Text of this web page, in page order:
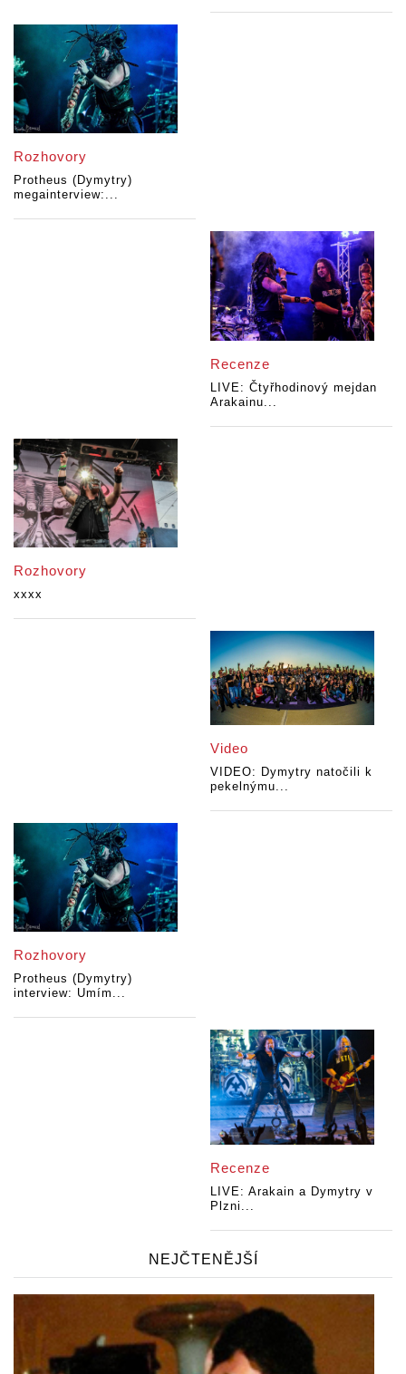
Rozhovory
Protheus (Dymytry)
megainterview:...
Recenze
LIVE: Čtyřhodinový mejdan
Arakainu...
Rozhovory
xxxx
Video
VIDEO: Dymytry natočili k
pekelnýmu...
Rozhovory
Protheus (Dymytry)
interview: Umím...
Recenze
LIVE: Arakain a Dymytry v
Plzni...
NEJČTENĚJŠÍ